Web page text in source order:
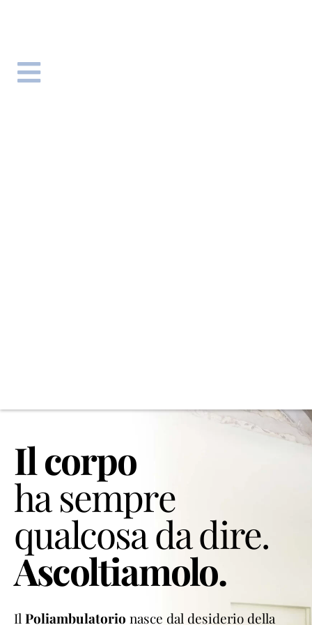
Il corpo
ha sempre
qualcosa da dire.
Ascoltiamolo.
Il Poliambulatorio nasce dal desiderio della